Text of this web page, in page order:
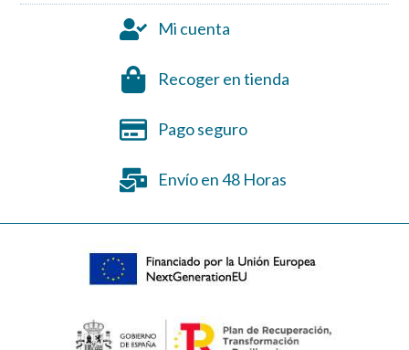
Mi cuenta
Recoger en tienda
Pago seguro
Envío en 48 Horas